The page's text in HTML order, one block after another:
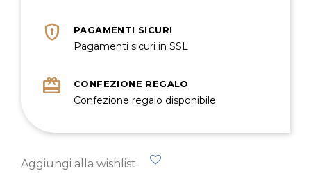
encrypted PAGAMENTI SICURI
Pagamenti sicuri in SSL
redeem CONFEZIONE REGALO
Confezione regalo disponibile
Aggiungi alla wishlist